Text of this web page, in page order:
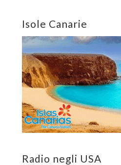
Isole Canarie
Radio negli USA